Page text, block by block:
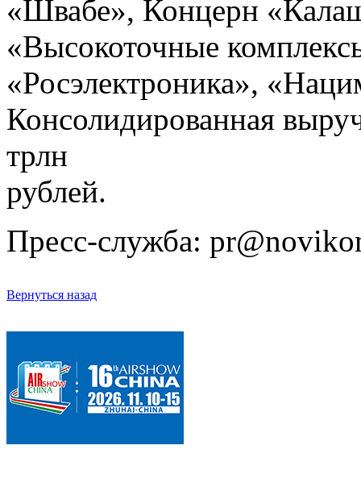
«Швабе», Концерн
«Высокоточные
«Росэлектроника»,
Консолидированная
трлн
рублей.
Пресс-служба:
Вернуться назад